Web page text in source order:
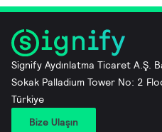
Signify Aydınlatma Ticaret A.Ş.
Sokak Palladium Tower No: 2
Türkiye
Bize Ulaşın